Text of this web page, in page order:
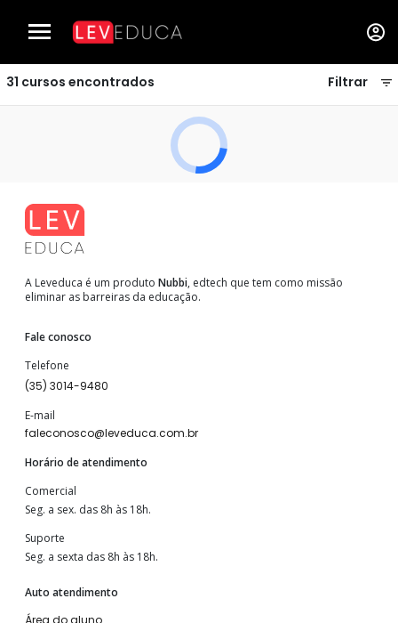
31 cursos encontrados Filtrar
A Leveduca é um produto Nubbi, edtech que tem como missão
eliminar as barreiras da educação.
Fale conosco
Telefone
(35) 3014-9480
E-mail
faleconosco@leveduca.com.br
Horário de atendimento
Comercial
Seg. a sex. das 8h às 18h.
Suporte
Seg. a sexta das 8h às 18h.
Auto atendimento
Área do aluno